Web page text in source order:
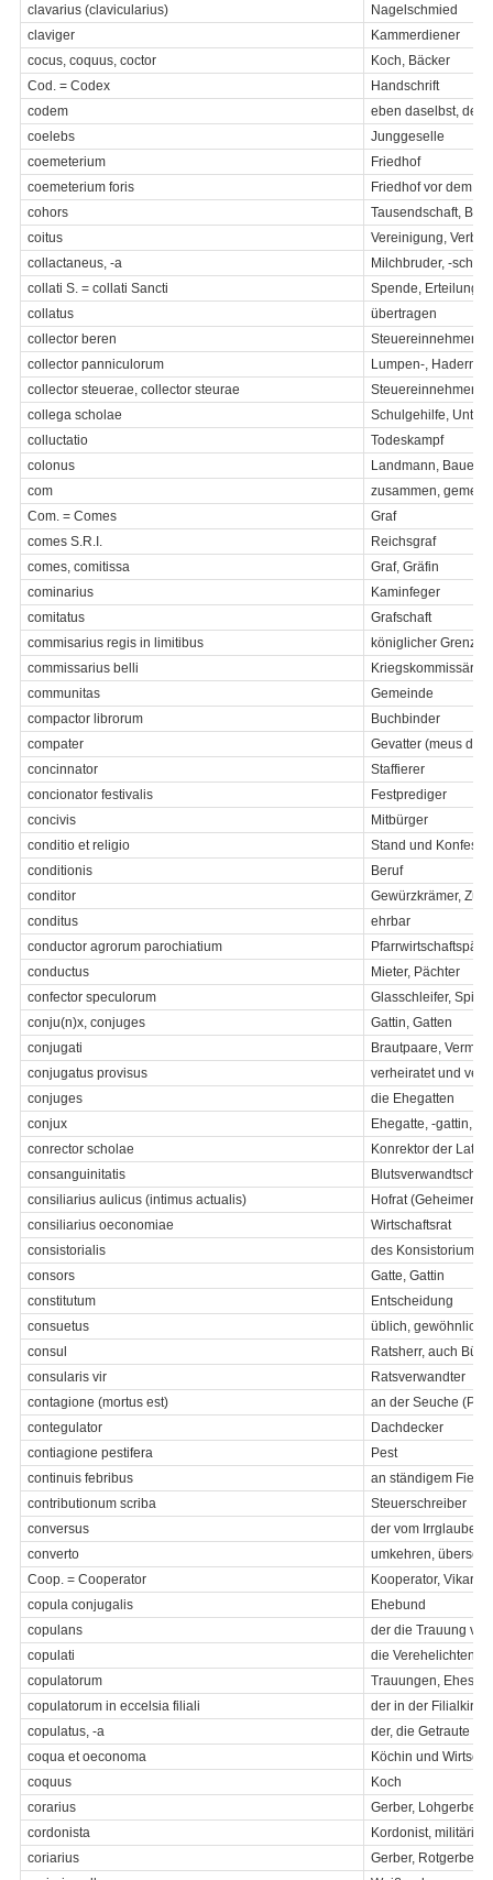
clavarius (clavicularius)
Nagelschmied
claviger
Kammerdiener
cocus, coquus, coctor
Koch, Bäcker
Cod. = Codex
Handschrift
codem
eben daselbst,
coelebs
Junggeselle
coemeterium
Friedhof
coemeterium foris
Friedhof vor dem
cohors
Tausendschaft,
coitus
Vereinigung,
collactaneus, -a
Milchbruder, -
collati S. = collati Sancti
Spende, Erteilung
collatus
übertragen
collector beren
Steuereinnehmer
collector panniculorum
Lumpen-,
collector steuerae, collector steurae
Steuereinnehmer
collega scholae
Schulgehilfe,
colluctatio
Todeskampf
colonus
Landmann, Bauer,
com
zusammen,
Com. = Comes
Graf
comes S.R.I.
Reichsgraf
comes, comitissa
Graf, Gräfin
cominarius
Kaminfeger
comitatus
Grafschaft
commisarius regis in limitibus
königlicher
commissarius belli
Kriegskommissär
communitas
Gemeinde
compactor librorum
Buchbinder
compater
Gevatter (meus
concinnator
Staffierer
concionator festivalis
Festprediger
concivis
Mitbürger
conditio et religio
Stand und
conditionis
Beruf
conditor
Gewürzkrämer,
conditus
ehrbar
conductor agrorum parochiatium
conductus
Mieter, Pächter
confector speculorum
Glasschleifer,
conju(n)x, conjuges
Gattin, Gatten
conjugati
Brautpaare,
conjugatus provisus
verheiratet und
conjuges
die Ehegatten
conjux
Ehegatte, -gattin,
conrector scholae
Konrektor der
consanguinitatis
Blutsverwandtschaft
consiliarius aulicus (intimus actualis)
Hofrat (Geheimer)
consiliarius oeconomiae
Wirtschaftsrat
consistorialis
des Konsistoriums
consors
Gatte, Gattin
constitutum
Entscheidung
consuetus
üblich, gewöhnlich
consul
Ratsherr, auch
consularis vir
Ratsverwandter
contagione (mortus est)
an der Seuche
contegulator
Dachdecker
contiagione pestifera
Pest
continuis febribus
an ständigem Fieber
contributionum scriba
Steuerschreiber
conversus
der vom Irrglauben
converto
umkehren,
Coop. = Cooperator
Kooperator, Vikar,
copula conjugalis
Ehebund
copulans
der die Trauung
copulati
die Verehelichten
copulatorum
Trauungen,
copulatorum in eccelsia filiali
der in der
copulatus, -a
der, die Getraute
coqua et oeconoma
Köchin und
coquus
Koch
corarius
Gerber, Lohgerber
cordonista
Kordonist,
coriarius
Gerber, Rotgerber,